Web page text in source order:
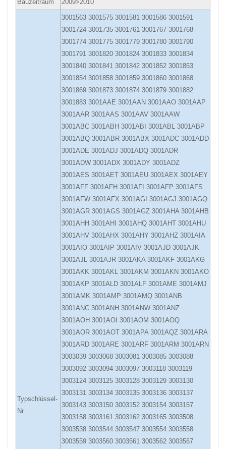
Bauzeitraum 2009>2010
Typschlüssel-
Nr.
3001563 3001575 3001581 3001586 3001591
3001724 3001735 3001761 3001767 3001768
3001774 3001775 3001779 3001780 3001790
3001791 3001820 3001824 3001833 3001834
3001840 3001841 3001842 3001852 3001853
3001854 3001858 3001859 3001860 3001868
3001869 3001873 3001874 3001879 3001882
3001883 3001AAE 3001AAN 3001AAO 3001AAP
3001AAR 3001AAS 3001AAV 3001AAW
3001ABC 3001ABH 3001ABI 3001ABL 3001ABP
3001ABQ 3001ABR 3001ABX 3001ADC 3001ADD
3001ADE 3001ADJ 3001ADQ 3001ADR
3001ADW 3001ADX 3001ADY 3001ADZ
3001AES 3001AET 3001AEU 3001AEX 3001AEY
3001AFF 3001AFH 3001AFI 3001AFP 3001AFS
3001AFW 3001AFX 3001AGI 3001AGJ 3001AGQ
3001AGR 3001AGS 3001AGZ 3001AHA 3001AHB
3001AHH 3001AHI 3001AHQ 3001AHT 3001AHU
3001AHV 3001AHX 3001AHY 3001AHZ 3001AIA
3001AIO 3001AIP 3001AIV 3001AJD 3001AJK
3001AJL 3001AJR 3001AKA 3001AKF 3001AKG
3001AKK 3001AKL 3001AKM 3001AKN 3001AKO
3001AKP 3001ALD 3001ALF 3001AME 3001AMJ
3001AMK 3001AMP 3001AMQ 3001ANB
3001ANC 3001ANH 3001ANW 3001ANZ
3001AOH 3001AOI 3001AOM 3001AOQ
3001AOR 3001AOT 3001APA 3001AQZ 3001ARA
3001ARD 3001ARE 3001ARF 3001ARM 3001ARN
3003039 3003068 3003081 3003085 3003088
3003092 3003094 3003097 3003118 3003119
3003124 3003125 3003128 3003129 3003130
3003131 3003134 3003135 3003136 3003137
3003143 3003150 3003152 3003154 3003157
3003158 3003161 3003162 3003165 3003508
3003538 3003544 3003547 3003554 3003558
3003559 3003560 3003561 3003562 3003567